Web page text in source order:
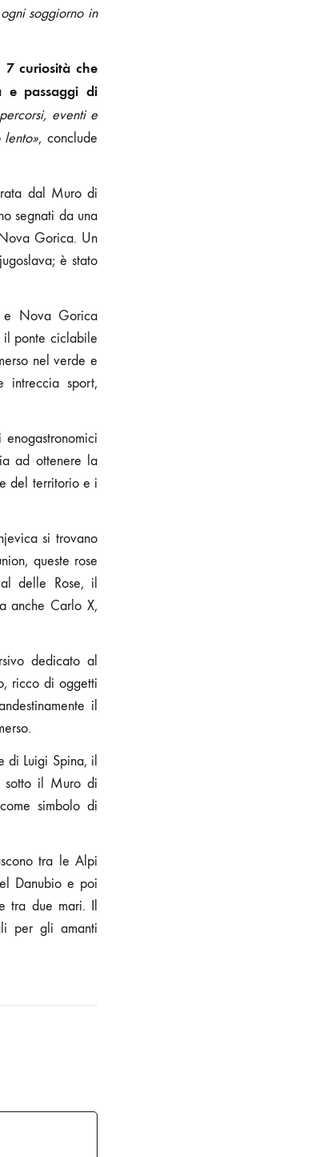
soggiorno in
7 curiosità che
e passaggi di
eventi e
, conclude
dal Muro di
segnati da una
Gorica. Un
è stato
e Nova Gorica
il ponte ciclabile
nel verde e
intreccia sport,
ad ottenere la
del territorio e i
si trovano
queste rose
delle Rose, il
anche Carlo X,
dedicato al
ricco di oggetti
il
di Luigi Spina, il
sotto il Muro di
simbolo di
tra le Alpi
Danubio e poi
tra due mari. Il
per gli amanti